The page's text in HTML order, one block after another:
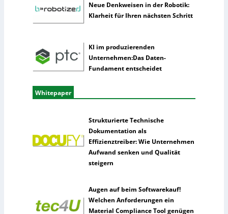
Neue Denkweisen in der Robotik:
Klarheit für Ihren nächsten Schritt
KI im produzierenden
Unternehmen:Das Daten-
Fundament entscheidet
Whitepaper
Strukturierte Technische
Dokumentation als
Effizienztreiber: Wie Unternehmen
Aufwand senken und Qualität
steigern
Augen auf beim Softwarekauf!
Welchen Anforderungen ein
Material Compliance Tool genügen